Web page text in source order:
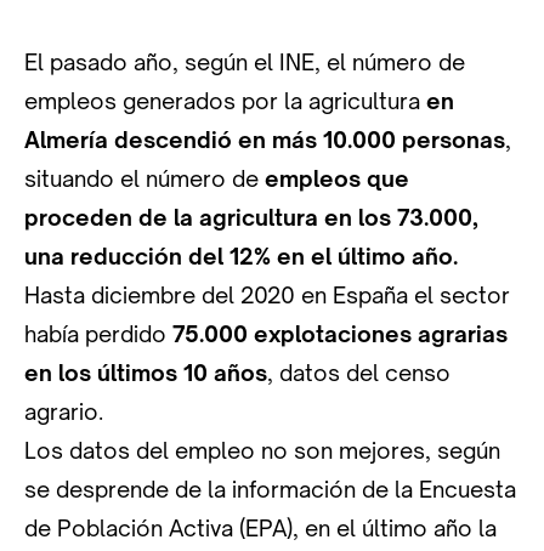
El pasado año, según el INE, el número de
empleos generados por la agricultura en
Almería descendió en más 10.000 personas,
situando el número de empleos que
proceden de la agricultura en los 73.000,
una reducción del 12% en el último año.
Hasta diciembre del 2020 en España el sector
había perdido 75.000 explotaciones agrarias
en los últimos 10 años, datos del censo
agrario.
Los datos del empleo no son mejores, según
se desprende de la información de la Encuesta
de Población Activa (EPA), en el último año la